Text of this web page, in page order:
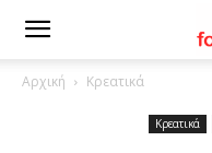
Αρχική Κρεατικά
Κρεατικά